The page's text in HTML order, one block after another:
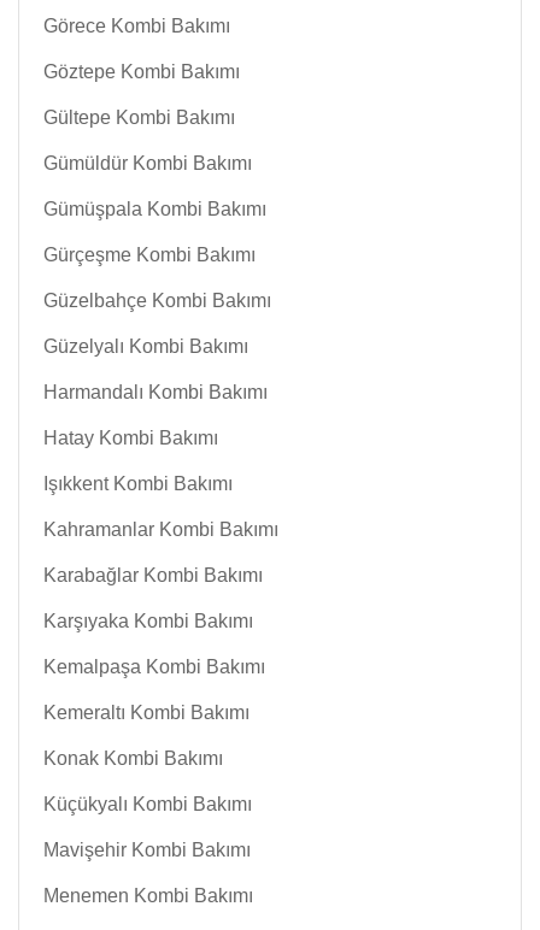
Görece Kombi Bakımı
Göztepe Kombi Bakımı
Gültepe Kombi Bakımı
Gümüldür Kombi Bakımı
Gümüşpala Kombi Bakımı
Gürçeşme Kombi Bakımı
Güzelbahçe Kombi Bakımı
Güzelyalı Kombi Bakımı
Harmandalı Kombi Bakımı
Hatay Kombi Bakımı
Işıkkent Kombi Bakımı
Kahramanlar Kombi Bakımı
Karabağlar Kombi Bakımı
Karşıyaka Kombi Bakımı
Kemalpaşa Kombi Bakımı
Kemeraltı Kombi Bakımı
Konak Kombi Bakımı
Küçükyalı Kombi Bakımı
Mavişehir Kombi Bakımı
Menemen Kombi Bakımı